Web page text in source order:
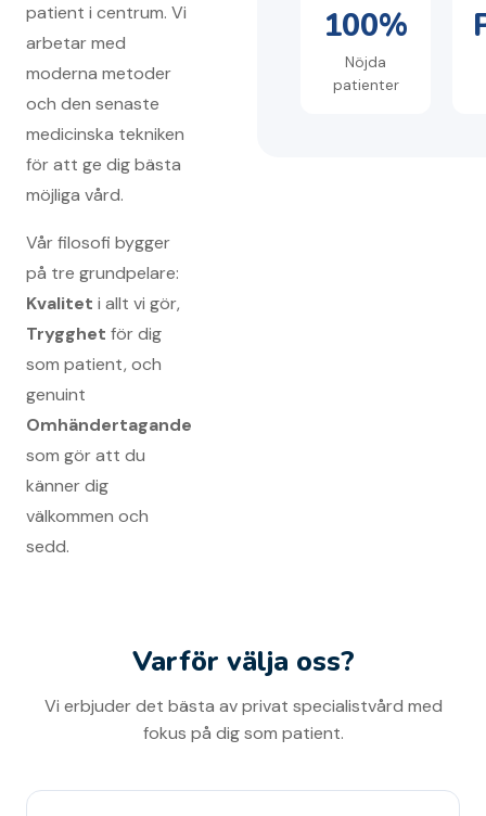
patient i centrum. Vi
arbetar med
moderna metoder
och den senaste
medicinska tekniken
för att ge dig bästa
möjliga vård.
Vår filosofi bygger
på tre grundpelare:
Kvalitet i allt vi gör,
Trygghet för dig
som patient, och
genuint
Omhändertagande
som gör att du
känner dig
välkommen och
sedd.
100%
Nöjda
patienter
Varför välja oss?
Vi erbjuder det bästa av privat specialistvård med
fokus på dig som patient.